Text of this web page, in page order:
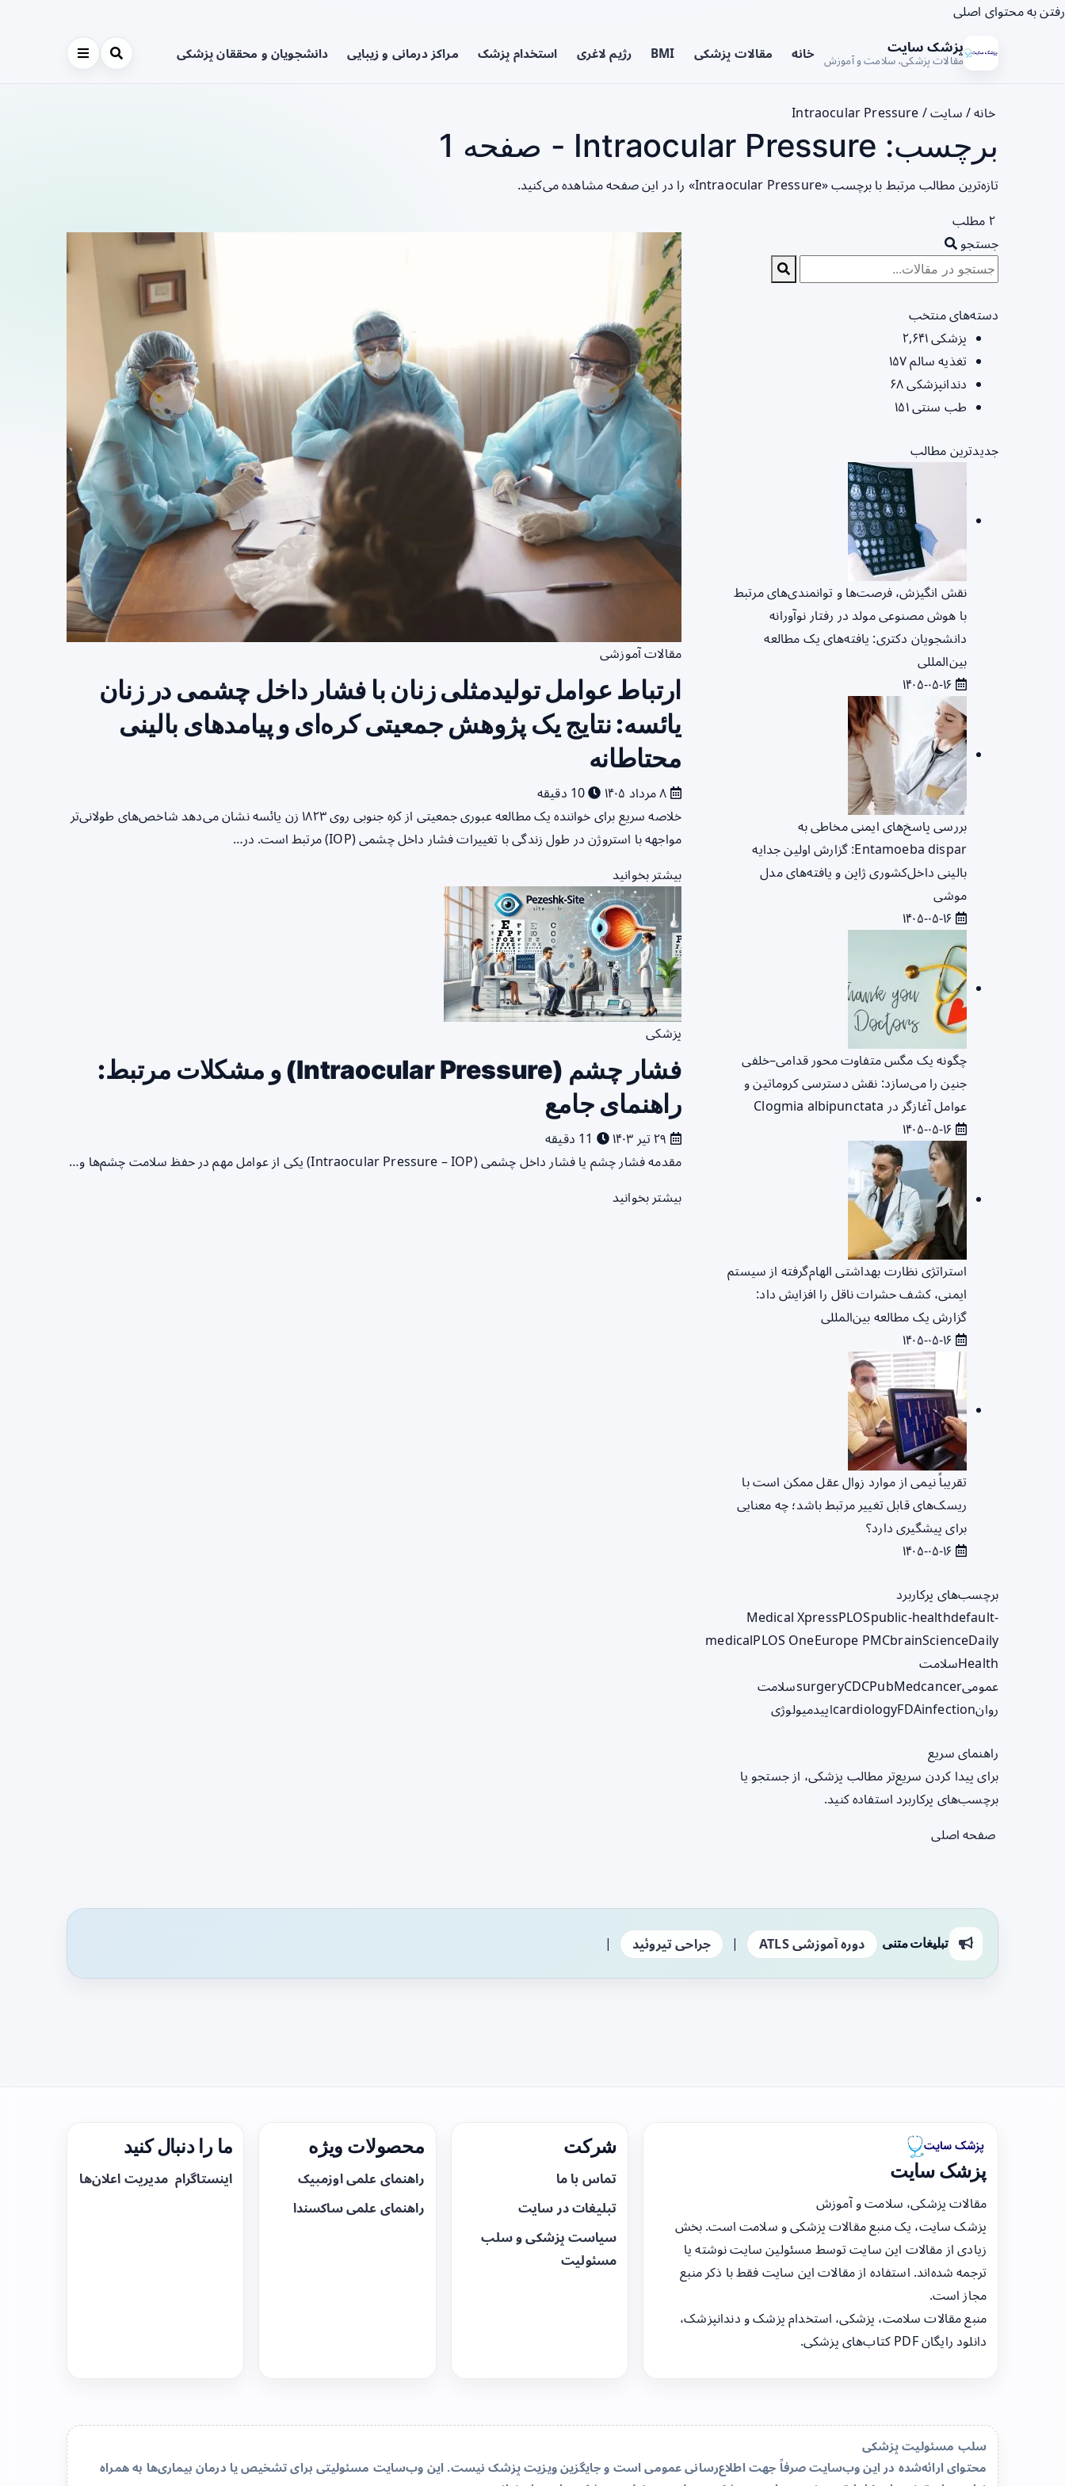
رفتن به محتوای اصلی
پزشک سایت
مقالات پزشکی، سلامت و آموزش خانه مقالات پزشکی BMI رژیم لاغری استخدام پزشک مراکز درمانی و زیبایی دانشجویان و محققان پزشکی
خانه/ سایت/
Intraocular Pressure
برچسب: Intraocular Pressure - صفحه 1
تازه‌ترین مطالب مرتبط با برچسب «Intraocular Pressure» را در این صفحه مشاهده می‌کنید.
۲ مطلب
مقالات آموزشی
ارتباط عوامل تولیدمثلی زنان با فشار داخل چشمی در زنان
یائسه: نتایج یک پژوهش جمعیتی کره‌ای و پیامدهای بالینی
محتاطانه
10 دقیقه
خلاصه سریع برای خواننده یک مطالعه عبوری جمعیتی از کره جنوبی روی ۱۸۲۳ زن یائسه نشان می‌دهد شاخص‌های طولانی‌تر
مواجهه با استروژن در طول زندگی با تغییرات فشار داخل چشمی (IOP) مرتبط است. در…
بیشتر بخوانید
پزشکی
فشار چشم (Intraocular Pressure) و مشکلات مرتبط:
راهنمای جامع
مقدمه فشار چشم یا فشار داخل چشمی (Intraocular Pressure – IOP) یکی از عوامل مهم در حفظ سلامت چشم‌ها و…
بیشتر بخوانید
جستجو
دسته‌های منتخب
پزشکی۲,۶۴۱
تغذیه سالم۱۵۷
دندانپزشکی۶۸
طب سنتی۱۵۱
جدیدترین مطالب
نقش انگیزش، فرصت‌ها و توانمندی‌های مرتبط
با هوش مصنوعی مولد در رفتار نوآورانه
دانشجویان دکتری: یافته‌های یک مطالعه
بین‌المللی
بررسی پاسخ‌های ایمنی مخاطی به
Entamoeba dispar: گزارش اولین جدایه
بالینی داخل‌کشوری ژاپن و یافته‌های مدل
موشی
چگونه یک مگس متفاوت محور قدامی–خلفی
جنین را می‌سازد: نقش دسترسی کروماتین و
عوامل آغازگر در Clogmia albipunctata
استراتژی نظارت بهداشتی الهام‌گرفته از سیستم
ایمنی، کشف حشرات ناقل را افزایش داد:
گزارش یک مطالعه بین‌المللی
تقریباً نیمی از موارد زوال عقل ممکن است با
ریسک‌های قابل تغییر مرتبط باشد؛ چه معنایی
برای پیشگیری دارد؟
برچسب‌های پرکاربرد
Medical XpressPLOSpublic-healthdefault-
medicalPLOS OneEurope PMCbrainScienceDaily
Healthسلامت
عمومی
surgeryCDCPubMedcancer
سلامت
روان
cardiologyFDAinfection اپیدمیولوژی
راهنمای سریع
برای پیدا کردن سریع‌تر مطالب پزشکی، از جستجو یا
برچسب‌های پرکاربرد استفاده کنید.
صفحه اصلی
تبلیغات متنی دوره آموزشی ATLS | جراحی تیروئید |
پزشک سایت
مقالات پزشکی، سلامت و آموزش
پزشک سایت، یک منبع مقالات پزشکی و سلامت است. بخش
زیادی از مقالات این سایت توسط مسئولین سایت نوشته یا
ترجمه شده‌اند. استفاده از مقالات این سایت فقط با ذکر منبع
مجاز است.
منبع مقالات سلامت، پزشکی، استخدام پزشک و دندانپزشک،
دانلود رایگان PDF کتاب‌های پزشکی.
شرکت
تماس با ما
تبلیغات در سایت
سیاست پزشکی و سلب
مسئولیت
محصولات ویژه
راهنمای علمی اوزمپیک
راهنمای علمی ساکسندا
ما را دنبال کنید
اینستاگرام مدیریت اعلان‌ها
سلب مسئولیت پزشکی
محتوای ارائه‌شده در این وب‌سایت صرفاً جهت اطلاع‌رسانی عمومی است و جایگزین ویزیت پزشک نیست. این وب‌سایت مسئولیتی برای تشخیص یا درمان بیماری‌ها به همراه